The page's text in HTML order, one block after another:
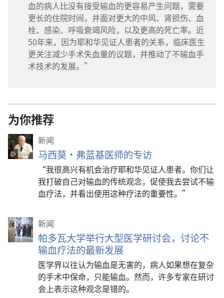
血的病人比没有接受输血的更容易产生问题，需要
更长的住院时间，并面对更大的中风、肾损伤、血
栓、感染、呼吸衰竭风险，以及更高的死亡率。近
50年来，因为耶和华见证人患者的关系，临床医生
更关注减少手术失血量的议题，并推动了不输血手
术技术的发展。”
为你推荐
新闻
马西莫·弗蓝基医师的专访
“我很高兴有机会治疗耶和华见证人患者。你们让
我打破自己对输血的传统观念，促使我去尝试不输
血疗法，并看出使用这种疗法的重要性。”
新闻
帕多瓦大学举行大型医学研讨会，讨论不
输血疗法的最新发展
医学界以往认为输血是无害的，病人如果想在复杂
的手术中保命，只能输血。然而，许多专家在研讨
会上表示这种观念是错的。